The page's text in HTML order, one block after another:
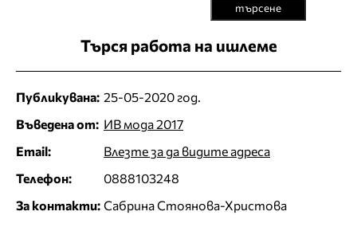
търсене
Търся работа на ишлеме
Публикувана: 25-05-2020 год.
Въведена от: ИВ мода 2017
Email:
Влезте за да видите адреса
Телефон:
0888103248
За контакти: Сабрина Стоянова-Христова